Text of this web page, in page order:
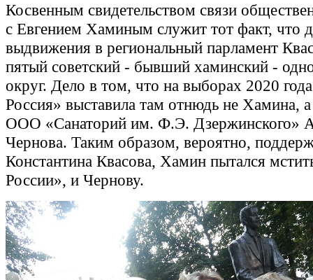
Косвенным свидетельством связи
с Евгением Хаминым служит тот факт, что
выдвижения в региональный парламент
пятый советский - бывший хаминский -
округ. Дело в том, что на выборах 2020
Россия» выставила там отнюдь не Хамина, а
ООО «Санаторий им. Ф.Э. Дзержинского»
Чернова. Таким образом, вероятно,
Константина Квасова, Хамин пытался
России», и Чернову.